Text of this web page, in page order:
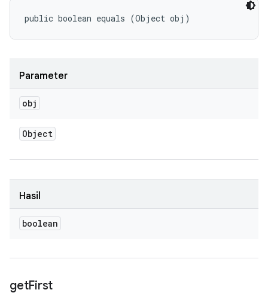
public boolean equals (Object obj)
Parameter
obj
Object
Hasil
boolean
getFirst